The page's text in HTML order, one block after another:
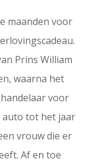
maanden voor
Prins William
waarna het
voor
auto tot het jaar
vrouw die er
Af en toe